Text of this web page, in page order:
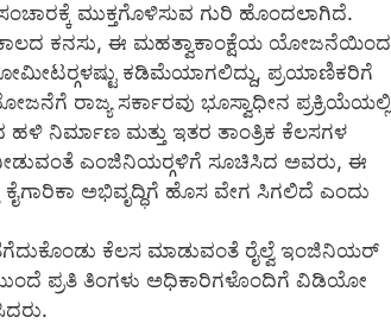
ಮುಕ್ತಗೊಳಿಸುವ ಗುರಿ ಹೊಂದಲಾಗಿದೆ.
ಕನಸು, ಈ ಮಹತ್ವಾಕಾಂಕ್ಷೆಯ ಯೋಜನೆಯಿಂದ
ಕಡಿಮೆಯಾಗಲಿದ್ದು, ಪ್ರಯಾಣಿಕರಿಗೆ
ರಾಜ್ಯ ಸರ್ಕಾರವು ಭೂಸ್ವಾಧೀನ ಪ್ರಕ್ರಿಯೆಯಲ್ಲಿ
ಹಳಿ ನಿರ್ಮಾಣ ಮತ್ತು ಇತರ ತಾಂತ್ರಿಕ ಕೆಲಸಗಳ
ನೀಡುವಂತೆ ಎಂಜಿನಿಯರ್‍ಗಳಿಗೆ ಸೂಚಿಸಿದ ಅವರು, ಈ
ಅಭಿವೃದ್ಧಿಗೆ ಹೊಸ ವೇಗ ಸಿಗಲಿದೆ ಎಂದು
ಕೆಲಸ ಮಾಡುವಂತೆ ರೈಲ್ವೆ ಇಂಜಿನಿಯರ್
ಪ್ರತಿ ತಿಂಗಳು ಅಧಿಕಾರಿಗಳೊಂದಿಗೆ ವಿಡಿಯೋ